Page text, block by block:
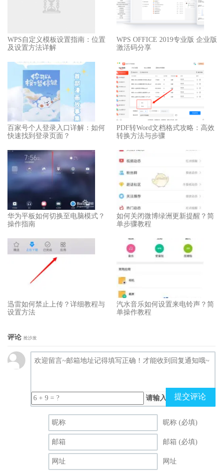
WPS自定义模板设置指南：位置
及设置方法详解
WPS OFFICE 2019专业版 企业版
激活码分享
百家号个人登录入口详解：如何
快速找到登录页面？
PDF转Word文档格式攻略：高效
转换方法与步骤
华为平板如何切换至电脑模式？
操作指南
如何关闭微博绿洲更新提醒？简
单步骤教程
迅雷如何禁止上传？详细教程与
设置方法
汽水音乐如何设置来电铃声？简
单操作教程
评论 抢沙发
请输入（计算结果）
提交评论
昵称 (必填)
邮箱 (必填)
网址